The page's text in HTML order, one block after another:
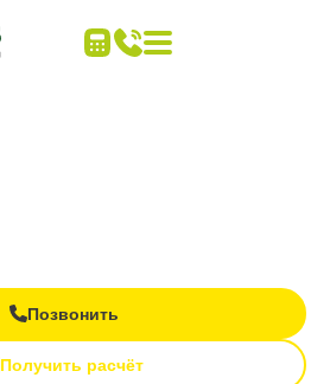
Позвонить
Получить расчёт